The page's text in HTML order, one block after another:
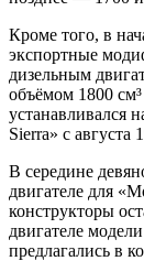
Кроме того, в
экспортные
дизельным
объёмом 1800
устанавливался
Sierra» с августа
В середине
двигателе для
конструкторы
двигателе
предлагались в